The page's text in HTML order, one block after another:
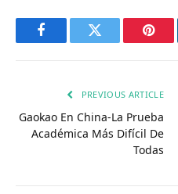
FacebookTwitter
PREVIOUS ARTICLE
Gaokao En China-La Prueba
Académica Más Difícil De
Todas